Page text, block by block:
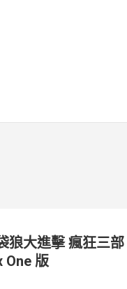
狼大進擊 瘋狂三部
One 版